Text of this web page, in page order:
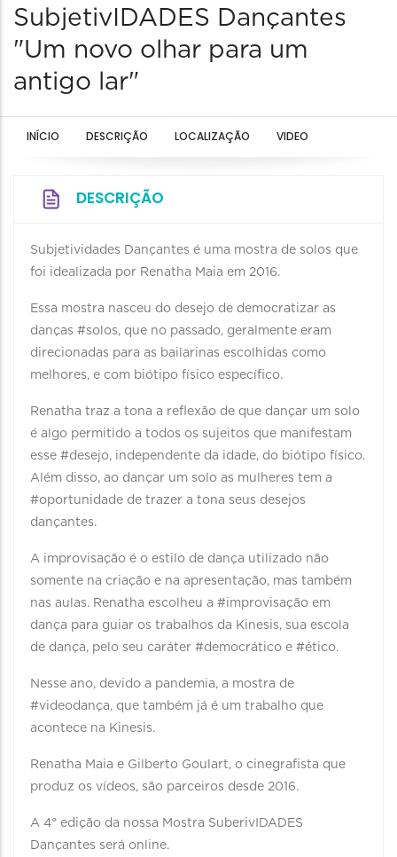
SubjetivIDADES Dançantes
"Um novo olhar para um
antigo lar"
INÍCIO DESCRIÇÃO LOCALIZAÇÃO VIDEO
DESCRIÇÃO
Subjetividades Dançantes é uma mostra de solos que
foi idealizada por Renatha Maia em 2016.
Essa mostra nasceu do desejo de democratizar as
danças #solos, que no passado, geralmente eram
direcionadas para as bailarinas escolhidas como
melhores, e com biótipo físico específico.
Renatha traz a tona a reflexão de que dançar um solo
é algo permitido a todos os sujeitos que manifestam
esse #desejo, independente da idade, do biótipo físico.
Além disso, ao dançar um solo as mulheres tem a
#oportunidade de trazer a tona seus desejos
dançantes.
A improvisação é o estilo de dança utilizado não
somente na criação e na apresentação, mas também
nas aulas. Renatha escolheu a #improvisação em
dança para guiar os trabalhos da Kinesis, sua escola
de dança, pelo seu caráter #democrático e #ético.
Nesse ano, devido a pandemia, a mostra de
#videodança, que também já é um trabalho que
acontece na Kinesis.
Renatha Maia e Gilberto Goulart, o cinegrafista que
produz os vídeos, são parceiros desde 2016.
A 4° edição da nossa Mostra SuberivIDADES
Dançantes será online.